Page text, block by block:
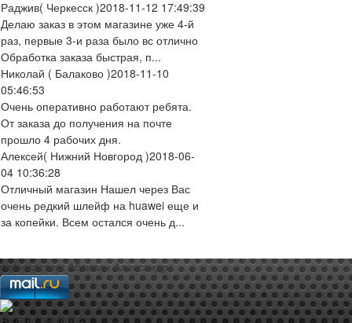
Раджив( Черкесск )2018-11-12 17:49:39
Делаю заказ в этом магазине уже 4-й
раз, первые 3-и раза было вс отлично
Обработка заказа быстрая, п...
Николай ( Балаково )2018-11-10
05:46:53
Очень оперативно работают ребята.
От заказа до получения на почте
прошло 4 рабочих дня.
Алексей( Нижний Новгород )2018-06-
04 10:36:28
Отличный магазин Нашел через Вас
очень редкий шлейф на huawei еще и
за копейки. Всем остался очень д...
web-мастер:Аблизин Александр